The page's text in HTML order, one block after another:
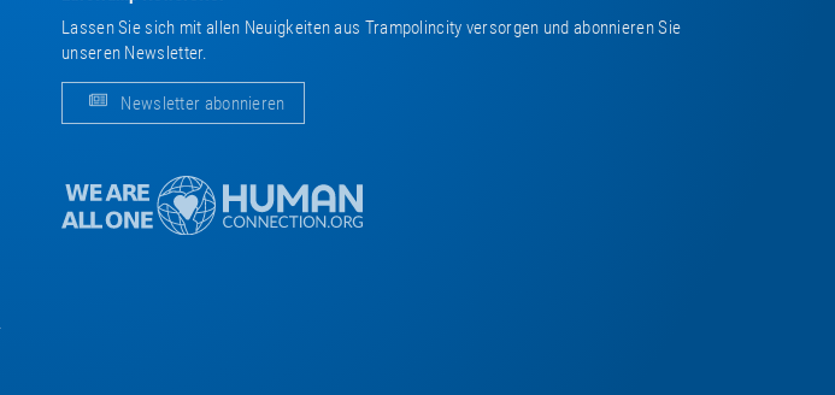
Lassen Sie sich mit allen Neuigkeiten aus Trampolincity versorgen und abonnieren Sie
unseren Newsletter.
Newsletter abonnieren